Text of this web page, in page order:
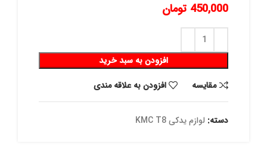
450,000 تومان
افزودن به سبد خرید
مقايسه
افزودن به علاقه مندی
دسته: لوازم یدکی KMC T8